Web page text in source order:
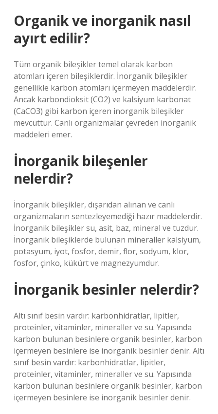
Organik ve inorganik nasıl
ayırt edilir?
Tüm organik bileşikler temel olarak karbon
atomları içeren bileşiklerdir. İnorganik bileşikler
genellikle karbon atomları içermeyen maddelerdir.
Ancak karbondioksit (CO2) ve kalsiyum karbonat
(CaCO3) gibi karbon içeren inorganik bileşikler
mevcuttur. Canlı organizmalar çevreden inorganik
maddeleri emer.
İnorganik bileşenler
nelerdir?
İnorganik bileşikler, dışarıdan alınan ve canlı
organizmaların sentezleyemediği hazır maddelerdir.
İnorganik bileşikler su, asit, baz, mineral ve tuzdur.
İnorganik bileşiklerde bulunan mineraller kalsiyum,
potasyum, iyot, fosfor, demir, flor, sodyum, klor,
fosfor, çinko, kükürt ve magnezyumdur.
İnorganik besinler nelerdir?
Altı sınıf besin vardır: karbonhidratlar, lipitler,
proteinler, vitaminler, mineraller ve su. Yapısında
karbon bulunan besinlere organik besinler, karbon
içermeyen besinlere ise inorganik besinler denir. Altı
sınıf besin vardır: karbonhidratlar, lipitler,
proteinler, vitaminler, mineraller ve su. Yapısında
karbon bulunan besinlere organik besinler, karbon
içermeyen besinlere ise inorganik besinler denir.